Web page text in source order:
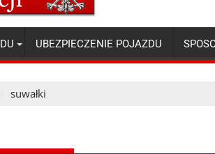
UBEZPIECZENIE POJAZDU
suwałki